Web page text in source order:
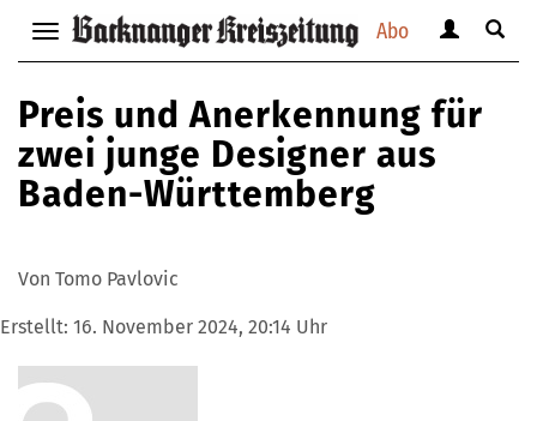
Abo
Navigation
anzeigen
bzw.
verbergen
anzeigen
verbergen
Suche
Preis und Anerkennung für
zwei junge Designer aus
Baden-Württemberg
Von Tomo Pavlovic
Erstellt: 16. November 2024, 20:14 Uhr